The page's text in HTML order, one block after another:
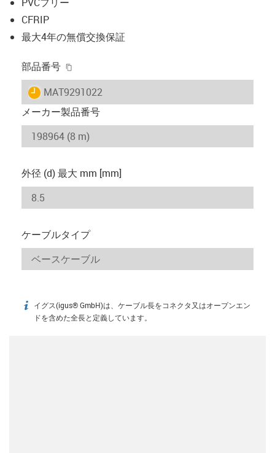
CFRIP
最大4年の無償交換保証
部品番号
igus-icon-lieferzeit
MAT9291022
メーカー製品番号
外径 (d) 最大 mm [mm]
ケーブルタイプ
igus-icon-info
イグス(igus® GmbH)は、ケーブル長をコネクタ又はオープンエン
ドを含めた全長と定義しています。